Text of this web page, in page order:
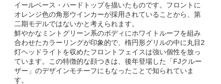
イールベース・ハードトップを描いたものです。フロントに
オレンジ色の角形ウインカーが採用されていることから、第
二期モデルではないかと考えられます。
鮮やかなミントグリーン系のボディにホワイトルーフを組み
合わせたカラーリングが印象的で、楕円形グリルの中に丸目2
灯ヘッドライトを収めたフロントフェイスは強い個性を放っ
ています。この特徴的な顔つきは、後年登場した「FJクルー
ザー」のデザインモチーフにもなったことで知られていま
す。